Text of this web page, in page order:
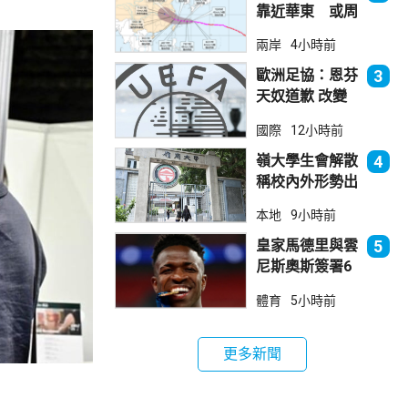
靠近華東 或周
兩岸 4小時前
歐洲足協：恩芬
天奴道歉 改變
立場
3
國際 12小時前
嶺大學生會解散
稱校內外形勢出
4
本地 9小時前
皇家馬德里與雲
尼斯奧斯簽署6
5
體育 5小時前
更多新聞